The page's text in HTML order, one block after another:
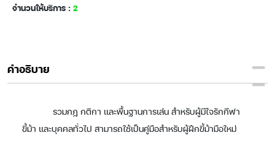
จำนวนให้บริการ : 2
คำอธิบาย
รวมกฎ กติกา และพื้นฐานการเล่น สำหรับผู้มีใจรักกีฬา
ขี้ม้า และบุคคลทั่วไป สามารถใช้เป็นคู่มือสำหรับผู้ฝึกขี้ม้ามือใหม่